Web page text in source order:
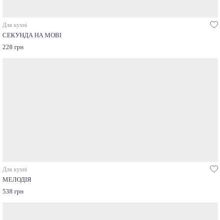
Для кухні
СЕКУНДА НА МОВІ
228 грн
Для кухні
МЕЛОДІЯ
538 грн